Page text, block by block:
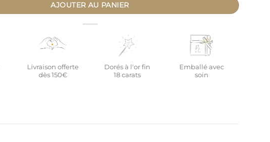
AJOUTER AU PANIER
Livraison offerte
dès 150€
Dorés à l'or fin
18 carats
Emballé avec
soin